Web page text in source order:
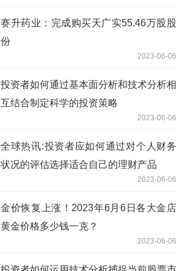
赛升药业：完成购买天广实55.46万股股
份
2023-06-06
投资者如何通过基本面分析和技术分析相
互结合制定科学的投资策略
2023-06-06
全球热讯:投资者应如何通过对个人财务
状况的评估选择适合自己的理财产品
2023-06-06
金价恢复上涨！2023年6月6日各大金店
黄金价格多少钱一克？
2023-06-06